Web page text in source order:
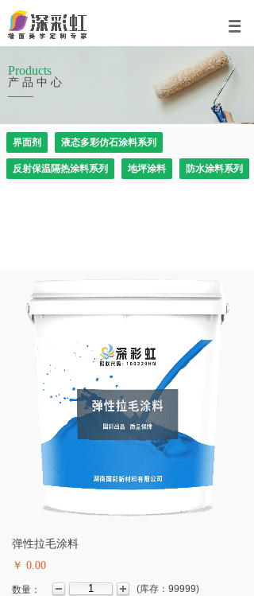
产品中心
Products
界面剂 液态多彩仿石涂料系列
反射保温隔热涂料系列 地坪涂料 防水涂料系列
弹性拉毛涂料
￥ 0.00
数量： (库存： 99999)